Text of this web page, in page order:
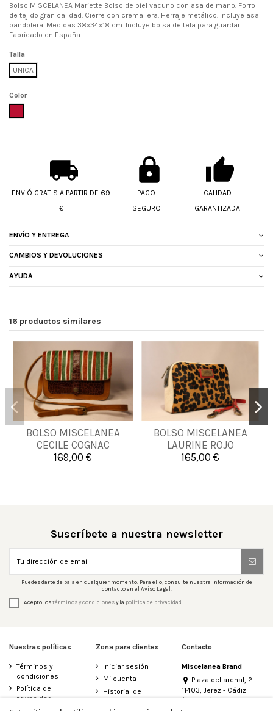
Bolso MISCELANEA Mariette Bolso de piel vacuno con asa de mano. Forro
de tejido gran calidad. Cierre con cremallera. Herraje metálico. Incluye asa
bandolera. Medidas 38x34x18 cm. Incluye bolsa de tela para guardar.
Fabricado en España
Talla
UNICA
Color
ENVIÓ GRATIS A PARTIR DE 69
€
PAGO
SEGURO
CALIDAD
GARANTIZADA
ENVÍO Y ENTREGA
CAMBIOS Y DEVOLUCIONES
AYUDA
16 productos similares
BOLSO MISCELANEA
CECILE COGNAC
169,00 €
UNICA
Añadir al carrito
BOLSO MISCELANEA
LAURINE ROJO
165,00 €
UNICA
Añadir al carrito
Suscríbete a nuestra newsletter
Puedes darte de baja en cualquier momento. Para ello, consulte nuestra información de
contacto en el Aviso Legal.
Acepto lostérminos y condicionesy la política de privacidad
Nuestras políticas
Términos y
condiciones
Política de
privacidad
Zona para clientes
Iniciar sesión
Mi cuenta
Historial de
Contacto
Miscelanea Brand
Plaza del arenal, 2 -
11403, Jerez - Cádiz
(España)